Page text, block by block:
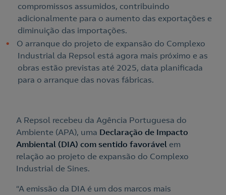
compromissos assumidos, contribuindo
adicionalmente para o aumento das exportações e
diminuição das importações.
O arranque do projeto de expansão do Complexo
Industrial da Repsol está agora mais próximo e as
obras estão previstas até 2025, data planificada
para o arranque das novas fábricas.
A Repsol recebeu da Agência Portuguesa do
Ambiente (APA), uma Declaração de Impacto
Ambiental (DIA) com sentido favorável em
relação ao projeto de expansão do Complexo
Industrial de Sines.
“A emissão da DIA é um dos marcos mais